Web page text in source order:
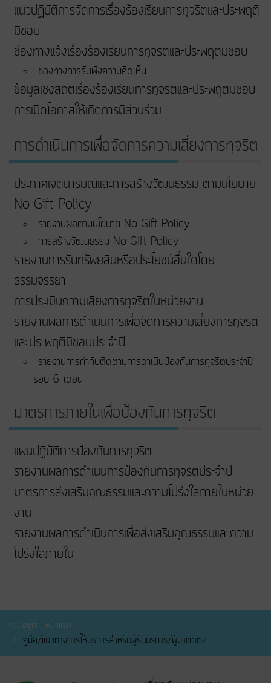
แนวปฏิบัติการจัดการเรื่องร้องเรียนการทุจริตและประพฤติ
มิชอบ
ช่องทางแจ้งเรื่องร้องเรียนการทุจริตและประพฤติมิชอบ
ช่องทางการรับฟังความคิดเห็น
ข้อมูลเชิงสถิติเรื่องร้องเรียนการทุจริตและประพฤติมิชอบ
การเปิดโอกาสให้เกิดการมีส่วนร่วม
การดำเนินการเพื่อจัดการความเสี่ยงการทุจริต
ประกาศเจตนารมณ์และการสร้างวัฒนธรรม ตามนโยบาย
No Gift Policy
รายงานผลตามนโยบาย No Gift Policy
การสร้างวัฒนธรรม No Gift Policy
รายงานการรับทรัพย์สินหรือประโยชน์อื่นใดโดย
ธรรมจรรยา
การประเมินความเสี่ยงการทุจริตในหน่วยงาน
รายงานผลการดำเนินการเพื่อจัดการความเสี่ยงการทุจริต
และประพฤติมิชอบประจำปี
รายงานการกำกับติดตามการดำเนินป้องกันการทุจริตประจำปี
รอบ 6 เดือน
มาตรการภายในเพื่อป้องกันการทุจริต
แผนปฏิบัติการป้องกันการทุจริต
รายงานผลการดำเนินการป้องกันการทุจริตประจำปี
มาตรการส่งเสริมคุณธรรมและความโปร่งใสภายในหน่วย
งาน
รายงานผลการดำเนินการเพื่อส่งเสริมคุณธรรมและความ
โปร่งใสภายใน
คุณอยู่ที่: หน้าแรก
คู่มือ/แนวทางการให้บริการสำหรับผู้รับบริการ/ผู้มาติดต่อ